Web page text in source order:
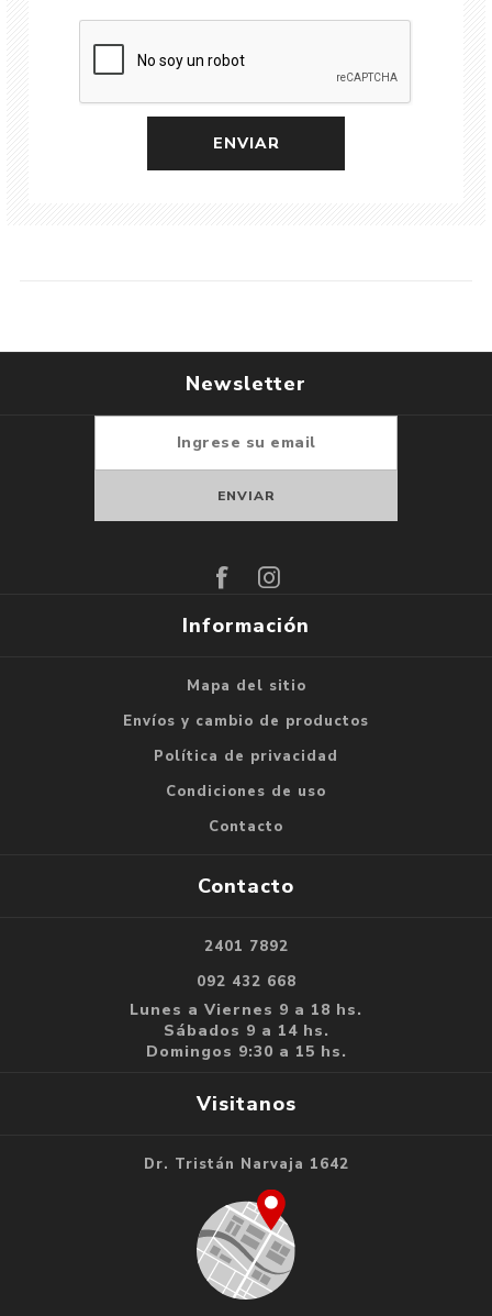
Newsletter
Información
Mapa del sitio
Envíos y cambio de productos
Política de privacidad
Condiciones de uso
Contacto
Contacto
2401 7892
092 432 668
Lunes a Viernes 9 a 18 hs.
Sábados 9 a 14 hs.
Domingos 9:30 a 15 hs.
Visitanos
Dr. Tristán Narvaja 1642